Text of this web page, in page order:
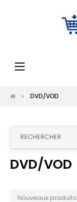
Basculer
☰
DVD/VOD
RECHERCHER
DVD/VOD
Nouveaux